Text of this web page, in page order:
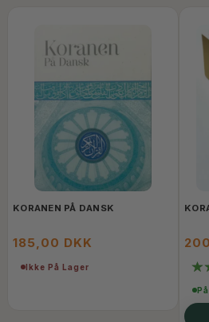
KORANEN PÅ DANSK
185,00 DKK
Ikke På Lager